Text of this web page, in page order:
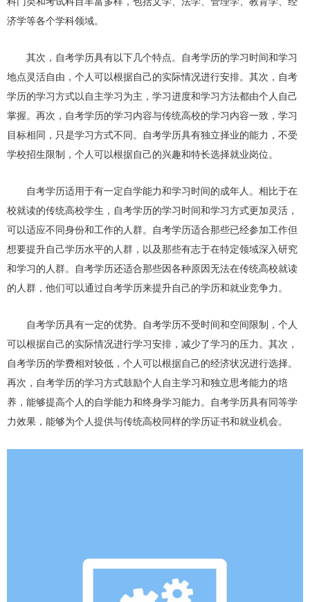
济学等各个学科领域。
其次，自考学历具有以下几个特点。自考学历的学习时间和学习
地点灵活自由，个人可以根据自己的实际情况进行安排。其次，自考
学历的学习方式以自主学习为主，学习进度和学习方法都由个人自己
掌握。再次，自考学历的学习内容与传统高校的学习内容一致，学习
目标相同，只是学习方式不同。自考学历具有独立择业的能力，不受
学校招生限制，个人可以根据自己的兴趣和特长选择就业岗位。
自考学历适用于有一定自学能力和学习时间的成年人。相比于在
校就读的传统高校学生，自考学历的学习时间和学习方式更加灵活，
可以适应不同身份和工作的人群。自考学历适合那些已经参加工作但
想要提升自己学历水平的人群，以及那些有志于在特定领域深入研究
和学习的人群。自考学历还适合那些因各种原因无法在传统高校就读
的人群，他们可以通过自考学历来提升自己的学历和就业竞争力。
自考学历具有一定的优势。自考学历不受时间和空间限制，个人
可以根据自己的实际情况进行学习安排，减少了学习的压力。其次，
自考学历的学费相对较低，个人可以根据自己的经济状况进行选择。
再次，自考学历的学习方式鼓励个人自主学习和独立思考能力的培
养，能够提高个人的自学能力和终身学习能力。自考学历具有同等学
力效果，能够为个人提供与传统高校同样的学历证书和就业机会。